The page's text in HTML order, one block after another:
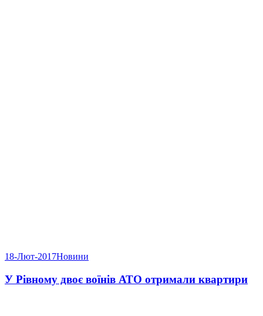
18-Лют-2017Новини
У Рівному двоє воїнів АТО отримали квартири